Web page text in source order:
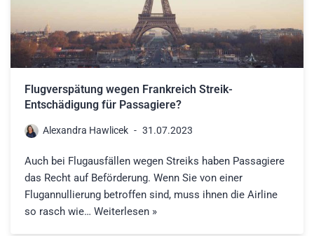
Flugverspätung wegen Frankreich Streik-
Entschädigung für Passagiere?
Alexandra Hawlicek 31.07.2023
Auch bei Flugausfällen wegen Streiks haben Passagiere
das Recht auf Beförderung. Wenn Sie von einer
Flugannullierung betroffen sind, muss ihnen die Airline
so rasch wie… Weiterlesen »